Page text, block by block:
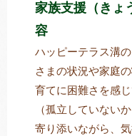
家族支援（きょ
容
ハッピーテラス溝
さまの状況や家庭
育てに困難さを感
（孤立していない
寄り添いながら、